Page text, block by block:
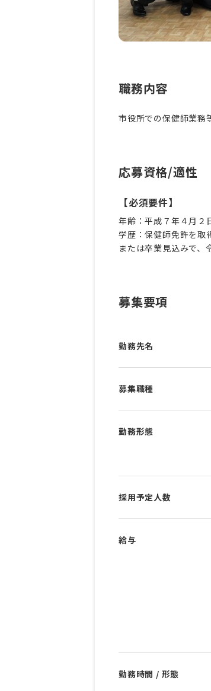
職務内容
市役所での保健師業務
応募資格/適性
【必須要件】
年齢：平成７年４月２
学歴：保健師免許を取
または卒業見込みで、
募集要項
勤務先名
募集職種
勤務形態
採用予定人数
給与
勤務時間 / 形態